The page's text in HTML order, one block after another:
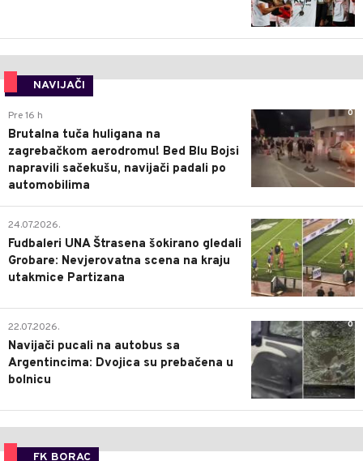
NAVIJAČI
0
Pre 16 h
Brutalna tuča huligana na
zagrebačkom aerodromu! Bed Blu Bojsi
napravili sačekušu, navijači padali po
automobilima
0
24.07.2026.
Fudbaleri UNA Štrasena šokirano gledali
Grobare: Nevjerovatna scena na kraju
utakmice Partizana
0
22.07.2026.
Navijači pucali na autobus sa
Argentincima: Dvojica su prebačena u
bolnicu
FK BORAC